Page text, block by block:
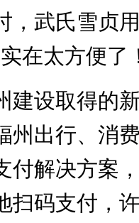
，武氏雪贞
在太方便了
设取得的新
州出行、消
付解决方案
扫码支付，